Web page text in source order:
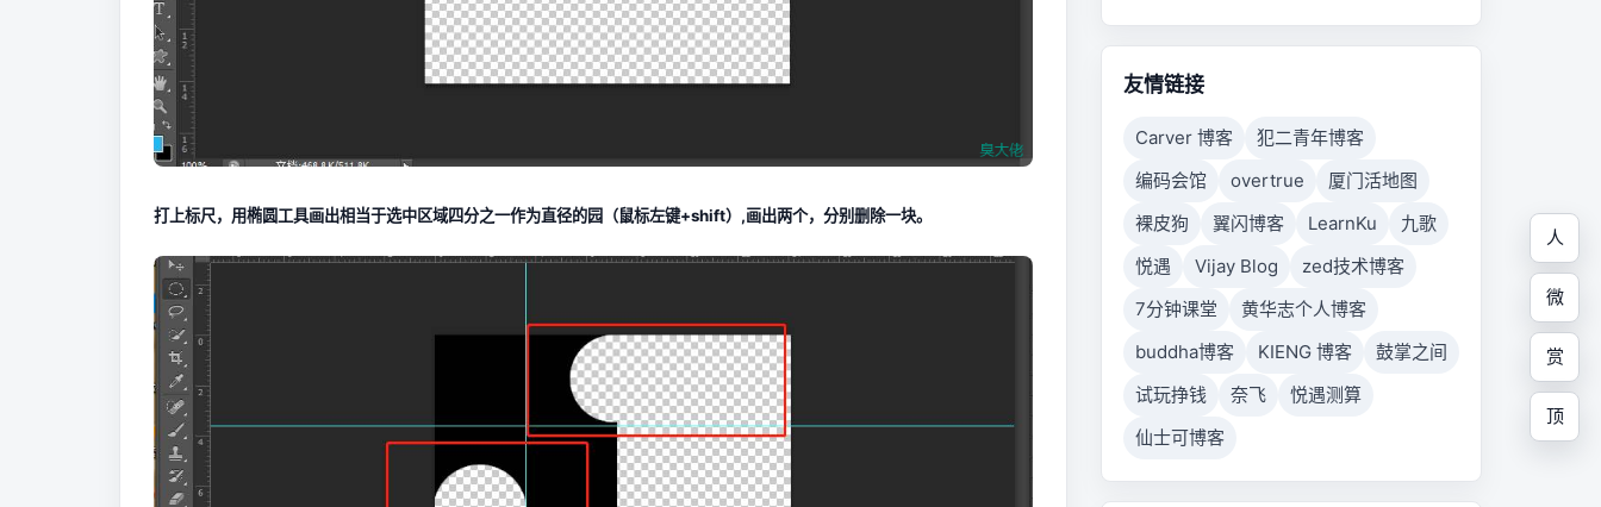
打上标尺，用椭圆工具画出相当于选中区域四分之一作为直径的园（鼠标左键+shift）,画出两个，分别删除一块。
友情链接
Carver 博客
犯二青年博客
编码会馆
overtrue
厦门活地图
裸皮狗
翼闪博客 LearnKu
九歌
悦遇
Vijay Blog
zed技术博客
7分钟课堂
黄华志个人博客
buddha博客
KIENG 博客
鼓掌之间
试玩挣钱
奈飞
悦遇测算
仙士可博客
人
微
赏
顶